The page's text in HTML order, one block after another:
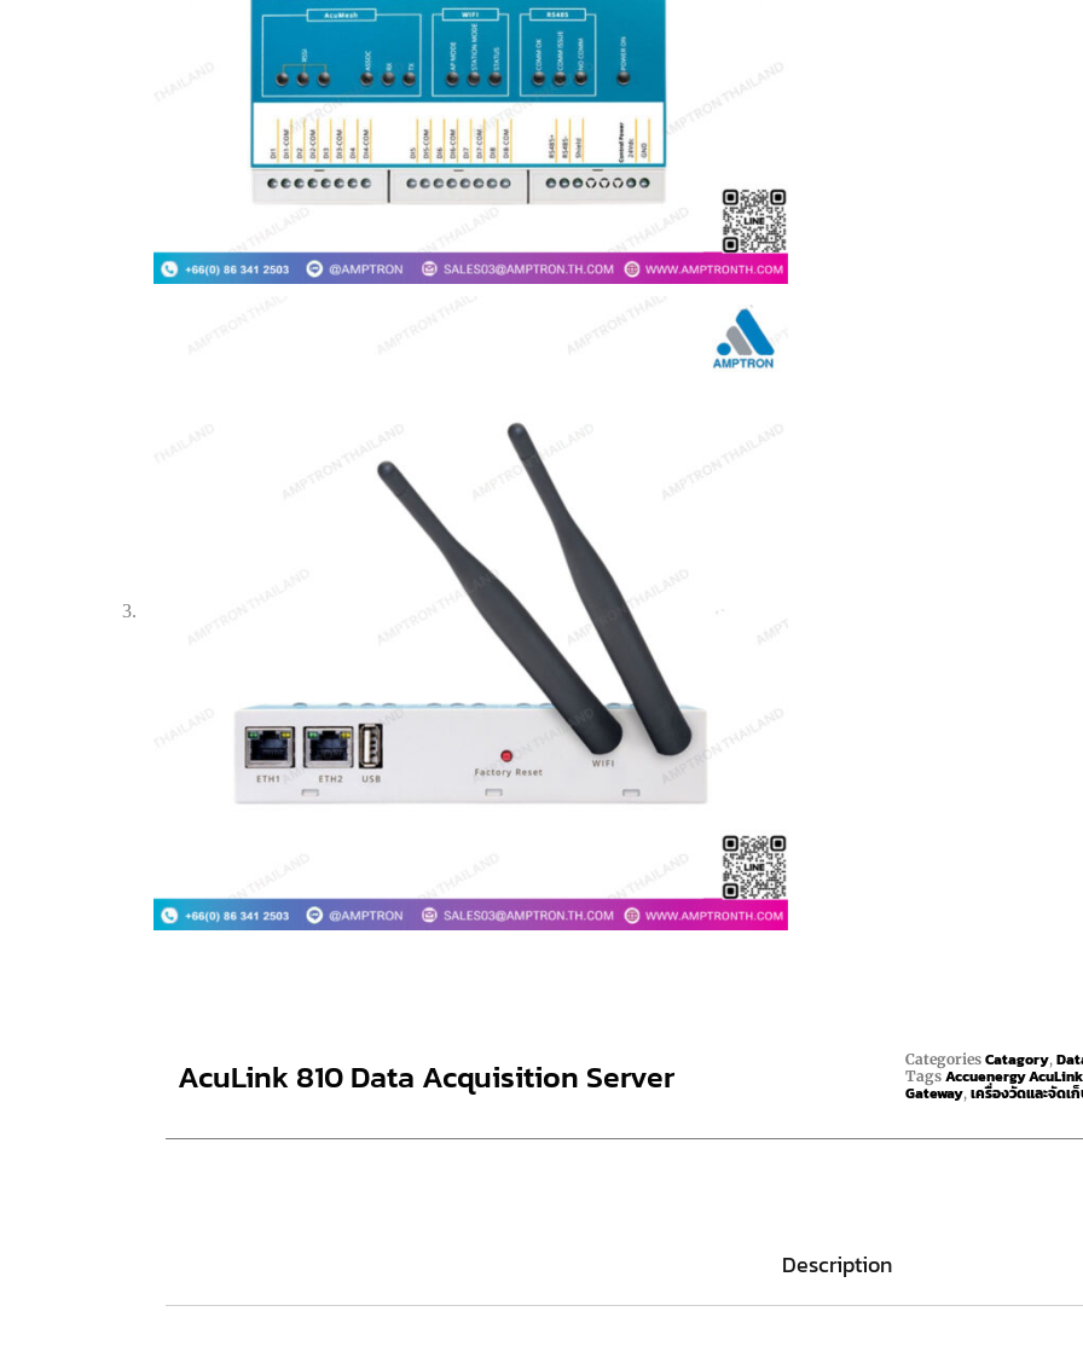
AcuLink 810 Data Acquisition Server Categories Catagory,
Tags Accuenergy AcuLink
Gateway,เครื่องวัดและจัดเ
Description